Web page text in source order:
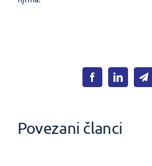
Povezani članci